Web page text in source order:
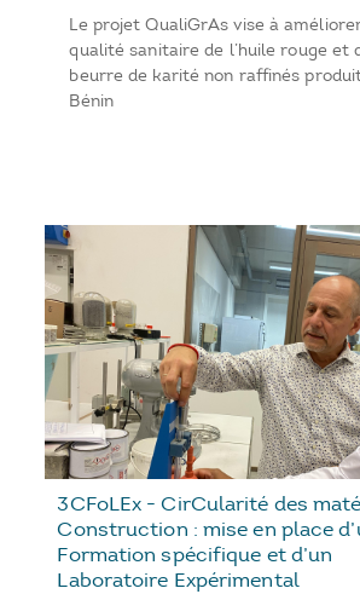
Le projet QualiGrAs vise à
qualité sanitaire de l’huile rouge et
beurre de karité non raffinés
Bénin
3CFoLEx - CirCularité des
Construction : mise en place
Formation spécifique et d’un
Laboratoire Expérimental